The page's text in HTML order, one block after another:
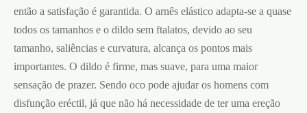
então a satisfação é garantida. O arnês elástico adapta-se a quase
todos os tamanhos e o dildo sem ftalatos, devido ao seu
tamanho, saliências e curvatura, alcança os pontos mais
importantes. O dildo é firme, mas suave, para uma maior
sensação de prazer. Sendo oco pode ajudar os homens com
disfunção eréctil, já que não há necessidade de ter uma ereção